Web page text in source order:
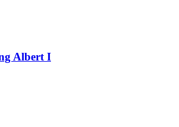
Albert I